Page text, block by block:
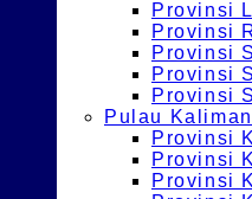
Provinsi
Provinsi
Provinsi
Provinsi
Provinsi
Pulau
Provinsi
Provinsi
Provinsi